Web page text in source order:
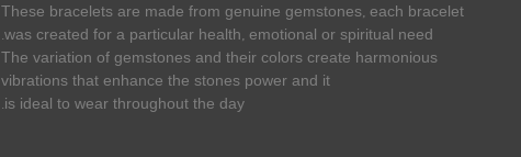
These bracelets are made from genuine gemstones, each bracelet
was created for a particular health, emotional or spiritual need.
The variation of gemstones and their colors create harmonious
vibrations that enhance the stones power and it
is ideal to wear throughout the day.